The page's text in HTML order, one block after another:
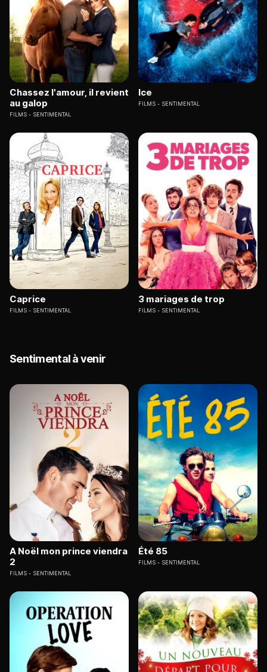
Chassez l'amour, il revient
au galop
FILMS SENTIMENTAL
Ice
FILMS SENTIMENTAL
Caprice
FILMS SENTIMENTAL
3 mariages de trop
FILMS SENTIMENTAL
Sentimental à venir
A Noël mon prince viendra
2
FILMS SENTIMENTAL
Été 85
FILMS SENTIMENTAL